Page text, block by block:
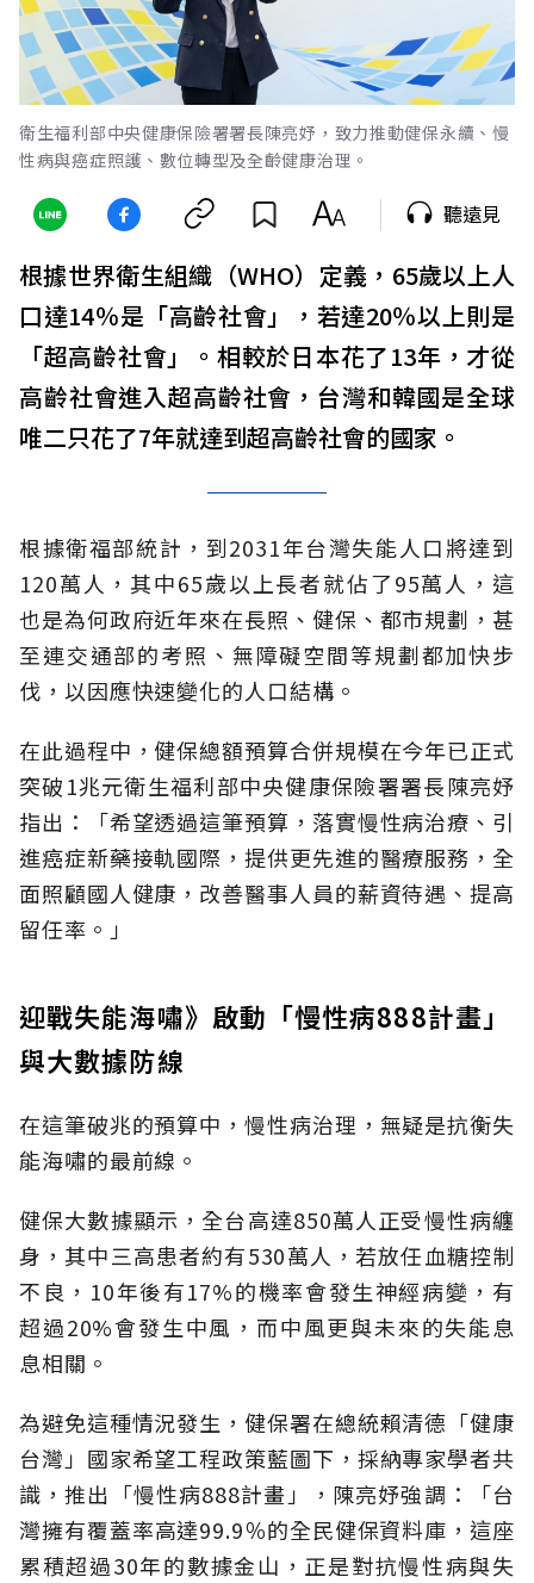
衛生福利部中央健康保險署署長陳亮妤，致力推動健保永續、慢
性病與癌症照護、數位轉型及全齡健康治理。
聽遠見
根據世界衛生組織（WHO）定義，65歲以上人
口達14％是「高齡社會」，若達20％以上則是
「超高齡社會」。相較於日本花了13年，才從
高齡社會進入超高齡社會，台灣和韓國是全球
唯二只花了7年就達到超高齡社會的國家。
根據衛福部統計，到2031年台灣失能人口將達到
120萬人，其中65歲以上長者就佔了95萬人，這
也是為何政府近年來在長照、健保、都市規劃，甚
至連交通部的考照、無障礙空間等規劃都加快步
伐，以因應快速變化的人口結構。
在此過程中，健保總額預算合併規模在今年已正式
突破1兆元衛生福利部中央健康保險署署長陳亮妤
指出：「希望透過這筆預算，落實慢性病治療、引
進癌症新藥接軌國際，提供更先進的醫療服務，全
面照顧國人健康，改善醫事人員的薪資待遇、提高
留任率。」
迎戰失能海嘯》啟動「慢性病888計畫」
與大數據防線
在這筆破兆的預算中，慢性病治理，無疑是抗衡失
能海嘯的最前線。
健保大數據顯示，全台高達850萬人正受慢性病纏
身，其中三高患者約有530萬人，若放任血糖控制
不良，10年後有17%的機率會發生神經病變，有
超過20%會發生中風，而中風更與未來的失能息
息相關。
為避免這種情況發生，健保署在總統賴清德「健康
台灣」國家希望工程政策藍圖下，採納專家學者共
識，推出「慢性病888計畫」，陳亮妤強調：「台
灣擁有覆蓋率高達99.9％的全民健保資料庫，這座
累積超過30年的數據金山，正是對抗慢性病與失